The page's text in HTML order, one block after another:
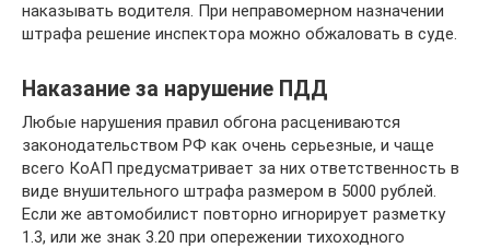
наказывать водителя. При неправомерном назначении
штрафа решение инспектора можно обжаловать в суде.
Наказание за нарушение ПДД
Любые нарушения правил обгона расцениваются
законодательством РФ как очень серьезные, и чаще
всего КоАП предусматривает за них ответственность в
виде внушительного штрафа размером в 5000 рублей.
Если же автомобилист повторно игнорирует разметку
1.3, или же знак 3.20 при опережении тихоходного